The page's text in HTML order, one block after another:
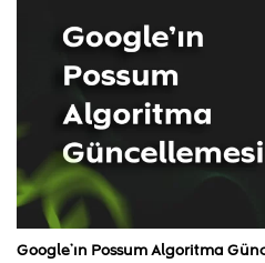
Google’ın Possum Algoritma